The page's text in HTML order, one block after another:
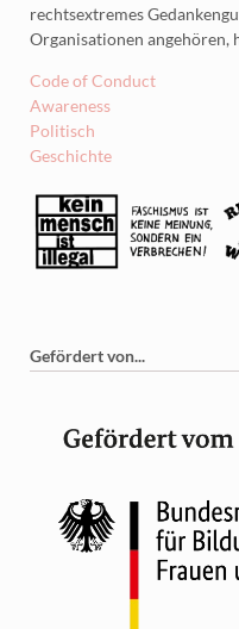
rechtsextremes
Organisationen angehören,
Code of Conduct
Awareness
Politisch
Geschichte
Gefördert von...